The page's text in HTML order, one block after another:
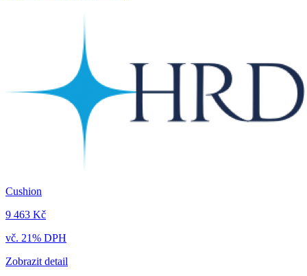
Cushion
9 463 Kč
vč. 21% DPH
Zobrazit detail